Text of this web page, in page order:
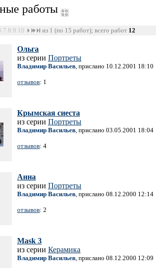
работы
7 8 9 10 из 1 (по 15 работ); всего работ 12
Ольга
из серии Портреты
Владимир Васильев, прислано 10.12.2001 18:10
отзывов: 1
Крымская сиеста
из серии Портреты
Владимир Васильев, прислано 03.05.2001 18:04
отзывов: 4
Анна
из серии Портреты
Владимир Васильев, прислано 08.12.2000 12:14
отзывов: 2
Mask 3
из серии Керамика
Владимир Васильев, прислано 08.12.2000 12:09